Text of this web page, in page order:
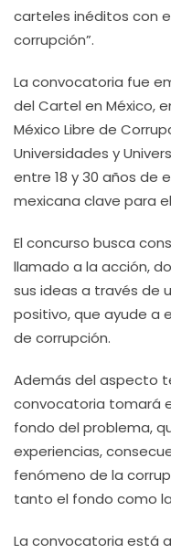
carteles inéditos con
corrupción”.
La convocatoria fue
del Cartel en México,
México Libre de
Universidades y
entre 18 y 30 años de
mexicana clave para
El concurso busca
llamado a la acción,
sus ideas a través de
positivo, que ayude a
de corrupción.
Además del aspecto
convocatoria tomará
fondo del problema,
experiencias,
fenómeno de la
tanto el fondo como
La convocatoria está